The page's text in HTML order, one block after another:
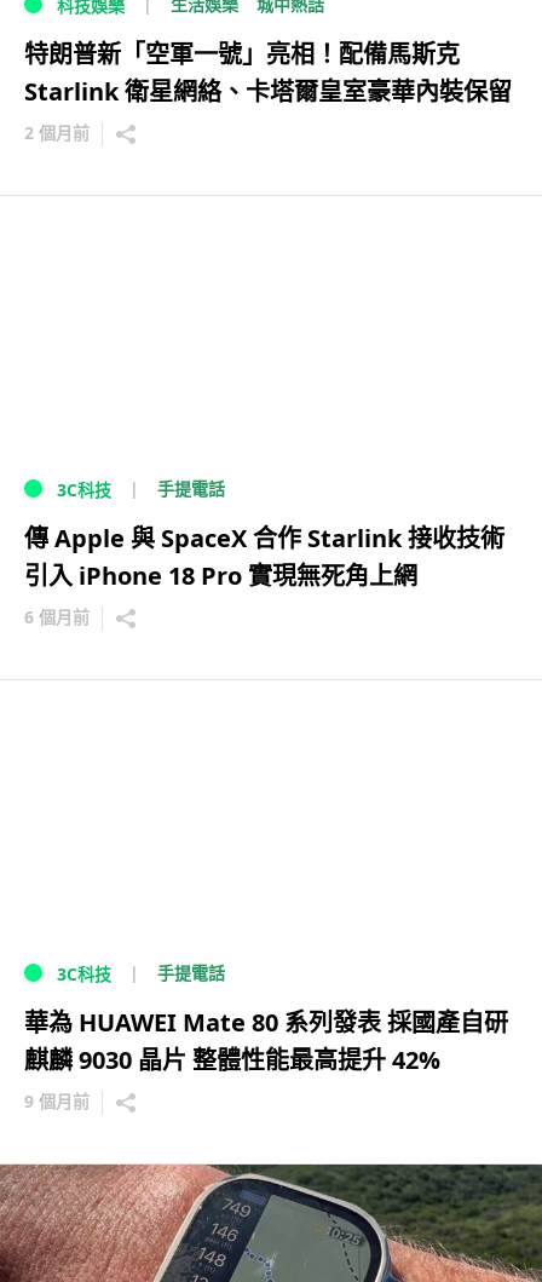
科技娛樂 生活娛樂 城中熱話
特朗普新「空軍一號」亮相！配備馬斯克
Starlink 衛星網絡、卡塔爾皇室豪華內裝保留
2 個月前
3C科技 手提電話
傳 Apple 與 SpaceX 合作 Starlink 接收技術
引入 iPhone 18 Pro 實現無死角上網
6 個月前
3C科技 手提電話
華為 HUAWEI Mate 80 系列發表 採國產自研
麒麟 9030 晶片 整體性能最高提升 42%
9 個月前